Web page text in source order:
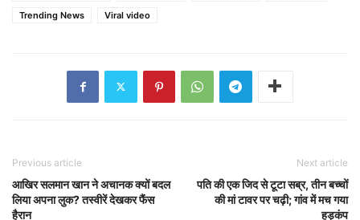
Trending News
Viral video
Previous article
आखिर सलमान खान ने अचानक क्यों बदल
लिया अपना लुक? तस्वीरें देखकर फैंस
हैरान
Next article
पति की एक जिद से टूटा सब्र, तीन बच्चों
की मां टावर पर चढ़ी; गांव में मच गया
हड़कंप